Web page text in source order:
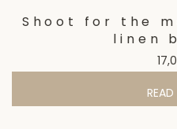
Shoot for the
linen